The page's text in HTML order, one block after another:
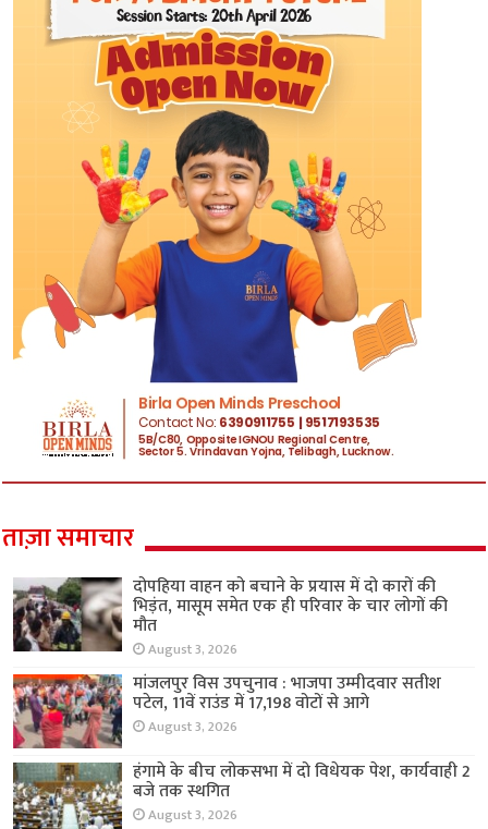
ताज़ा समाचार
दोपहिया वाहन को बचाने के प्रयास में दो कारों की
भिड़ंत, मासूम समेत एक ही परिवार के चार लोगों की
मौत
August 3, 2026
मांजलपुर विस उपचुनाव : भाजपा उम्मीदवार सतीश
पटेल, 11वें राउंड में 17,198 वोटों से आगे
August 3, 2026
हंगामे के बीच लोकसभा में दो विधेयक पेश, कार्यवाही 2
बजे तक स्थगित
August 3, 2026